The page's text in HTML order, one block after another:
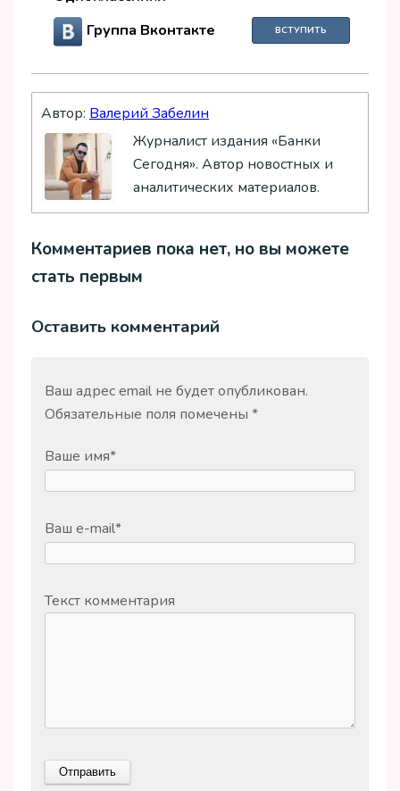
Группа Вконтакте
ВСТУПИТЬ
Автор: Валерий Забелин
Журналист издания «Банки
Сегодня». Автор новостных и
аналитических материалов.
Комментариев пока нет, но вы можете
стать первым
Оставить комментарий
Ваш адрес email не будет опубликован.
Обязательные поля помечены *
Ваше имя*
Ваш e-mail*
Текст комментария